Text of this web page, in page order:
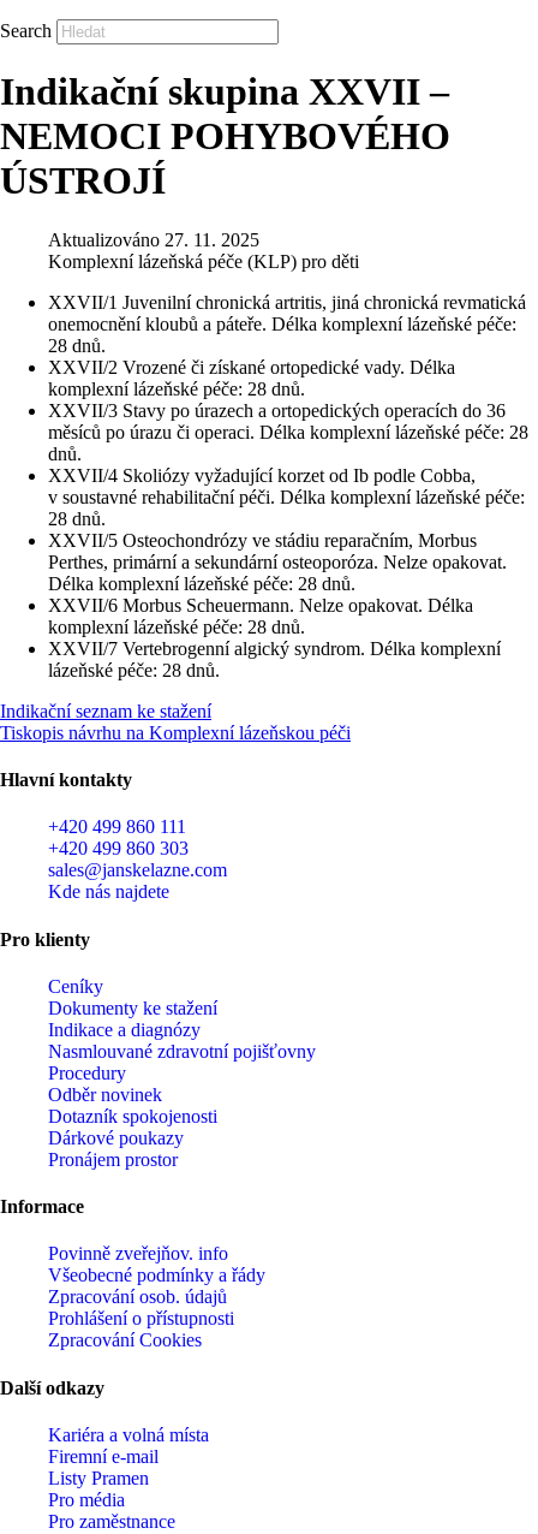
Search
Indikační skupina XXVII –
NEMOCI POHYBOVÉHO
ÚSTROJÍ
Aktualizováno 27. 11. 2025
Komplexní lázeňská péče (KLP) pro děti
XXVII/1 Juvenilní chronická artritis, jiná chronická revmatická
onemocnění kloubů a páteře. Délka komplexní lázeňské péče:
28 dnů.
XXVII/2 Vrozené či získané ortopedické vady. Délka
komplexní lázeňské péče: 28 dnů.
XXVII/3 Stavy po úrazech a ortopedických operacích do 36
měsíců po úrazu či operaci. Délka komplexní lázeňské péče: 28
dnů.
XXVII/4 Skoliózy vyžadující korzet od Ib podle Cobba,
v soustavné rehabilitační péči. Délka komplexní lázeňské péče:
28 dnů.
XXVII/5 Osteochondrózy ve stádiu reparačním, Morbus
Perthes, primární a sekundární osteoporóza. Nelze opakovat.
Délka komplexní lázeňské péče: 28 dnů.
XXVII/6 Morbus Scheuermann. Nelze opakovat. Délka
komplexní lázeňské péče: 28 dnů.
XXVII/7 Vertebrogenní algický syndrom. Délka komplexní
lázeňské péče: 28 dnů.
Indikační seznam ke stažení
Tiskopis návrhu na Komplexní lázeňskou péči
Hlavní kontakty
+420 499 860 111
+420 499 860 303
sales@janskelazne.com
Kde nás najdete
Pro klienty
Ceníky
Dokumenty ke stažení
Indikace a diagnózy
Nasmlouvané zdravotní pojišťovny
Procedury
Odběr novinek
Dotazník spokojenosti
Dárkové poukazy
Pronájem prostor
Informace
Povinně zveřejňov. info
Všeobecné podmínky a řády
Zpracování osob. údajů
Prohlášení o přístupnosti
Zpracování Cookies
Další odkazy
Kariéra a volná místa
Firemní­ e-mail
Listy Pramen
Pro média
Pro zaměstnance